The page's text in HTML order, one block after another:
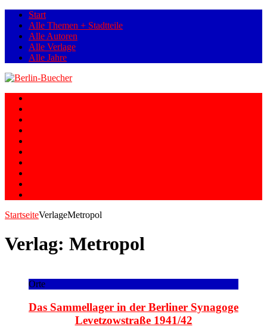
Start
Alle Themen + Stadtteile
Alle Autoren
Alle Verlage
Alle Jahre
StartseiteVerlageMetropol
Verlag: Metropol
Orte
Das Sammellager in der Berliner Synagoge
Levetzowstraße 1941/42